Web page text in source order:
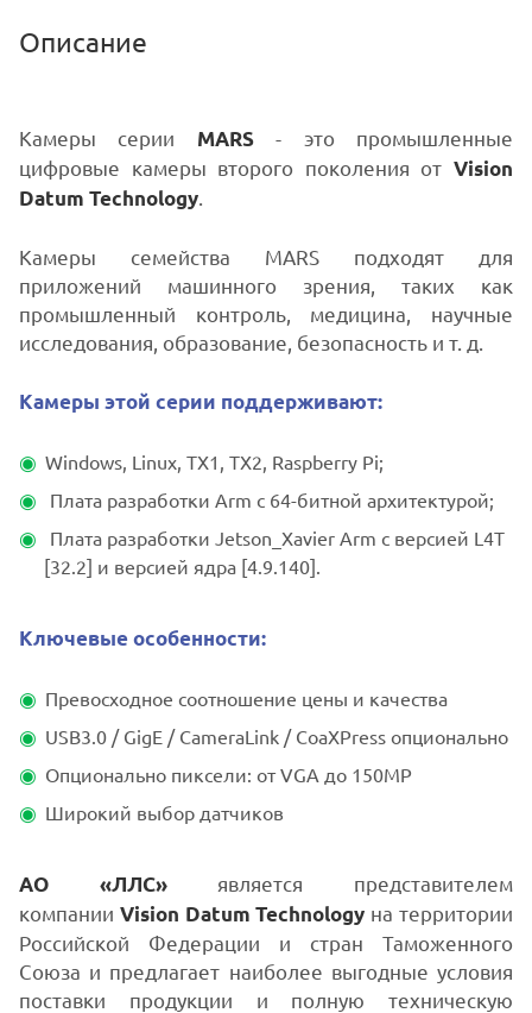
Описание
Камеры серии MARS- это промышленные
цифровые камеры второго поколения от Vision
Datum Technology
Камеры семейства MARS подходят для
приложений машинного зрения, таких как
промышленный контроль, медицина, научные
исследования, образование, безопасность и т. д.
Камеры этой серии поддерживают:
Windows, Linux, TX1, TX2, Raspberry Pi;
Плата разработки Arm с 64-битной архитектурой;
Плата разработки Jetson_Xavier Arm с версией L4T
[32.2] и версией ядра [4.9.140].
Ключевые особенности:
Превосходное соотношение цены и качества
USB3.0 / GigE / CameraLink / CoaXPress опционально
Опционально пиксели: от VGA до 150MP
Широкий выбор датчиков
АО «ЛЛС»является представителем
компании Vision Datum Technology на территории
Российской Федерации и стран Таможенного
Союза и предлагает наиболее выгодные условия
поставки продукции и полную техническую